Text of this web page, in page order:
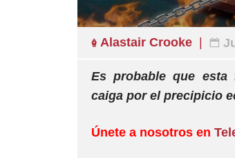
Alastair Crooke
Es probable que esta
caiga por el precipicio
Únete a nosotros en